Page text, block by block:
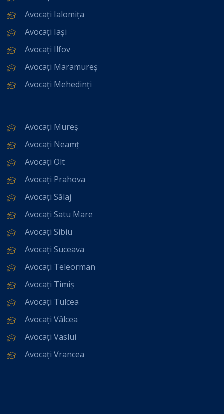
Avocați Ialomița
Avocați Iași
Avocați Ilfov
Avocați Maramureș
Avocați Mehedinți
Avocați Mureș
Avocați Neamț
Avocați Olt
Avocați Prahova
Avocați Sălaj
Avocați Satu Mare
Avocați Sibiu
Avocați Suceava
Avocați Teleorman
Avocați Timiș
Avocați Tulcea
Avocați Vâlcea
Avocați Vaslui
Avocați Vrancea